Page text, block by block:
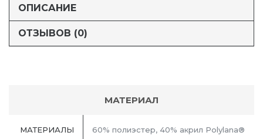
ОПИСАНИЕ
ОТЗЫВОВ (0)
МАТЕРИАЛ
МАТЕРИАЛЫ 60% полиэстер, 40% акрил Polylana®